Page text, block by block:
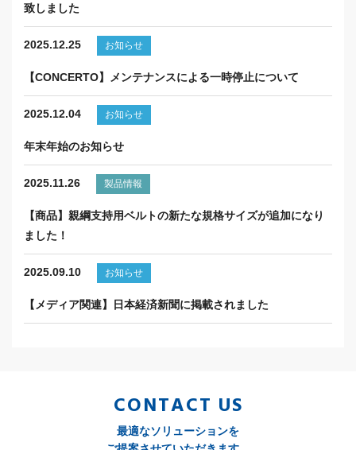
致しました
2025.12.25 お知らせ
【CONCERTO】メンテナンスによる一時停止について
2025.12.04 お知らせ
年末年始のお知らせ
2025.11.26 製品情報
【商品】親綱支持用ベルトの新たな規格サイズが追加になり
ました！
2025.09.10 お知らせ
【メディア関連】日本経済新聞に掲載されました
CONTACT US
最適なソリューションを